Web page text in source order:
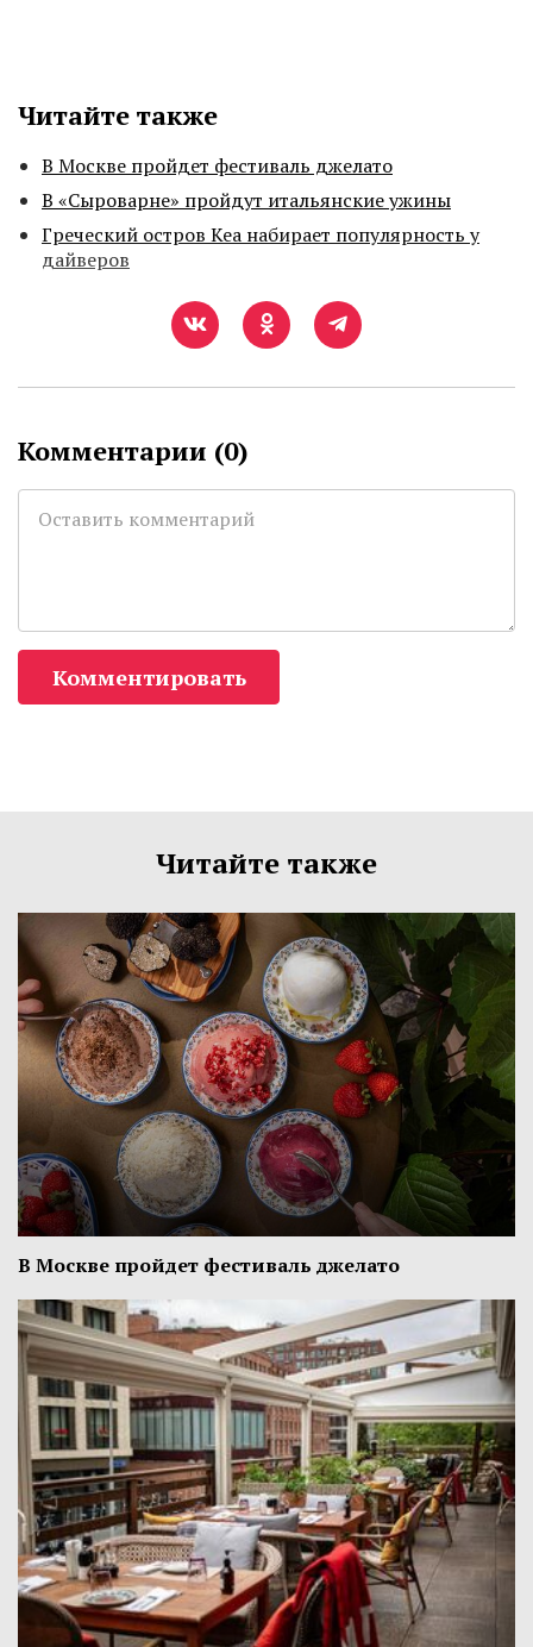
Читайте также
В Москве пройдет фестиваль джелато
В «Сыроварне» пройдут итальянские ужины
Греческий остров Кеа набирает популярность у
дайверов
Комментарии (0)
Комментировать
Читайте также
В Москве пройдет фестиваль джелато